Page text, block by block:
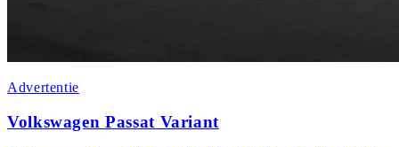
Advertentie
Volkswagen Passat Variant